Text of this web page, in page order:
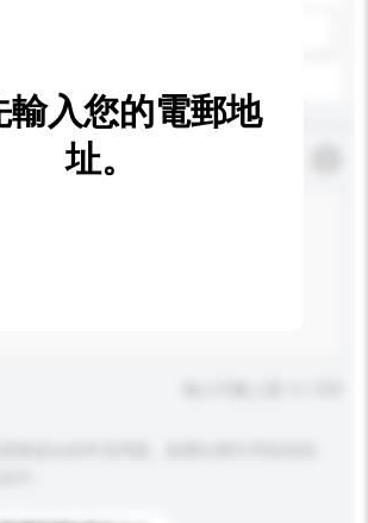
輸入您的電郵地
址。